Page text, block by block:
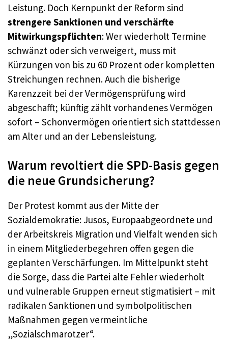
Leistung. Doch Kernpunkt der Reform sind
strengere Sanktionen und verschärfte
Mitwirkungspflichten: Wer wiederholt Termine
schwänzt oder sich verweigert, muss mit
Kürzungen von bis zu 60 Prozent oder kompletten
Streichungen rechnen. Auch die bisherige
Karenzzeit bei der Vermögensprüfung wird
abgeschafft; künftig zählt vorhandenes Vermögen
sofort – Schonvermögen orientiert sich stattdessen
am Alter und an der Lebensleistung.
Warum revoltiert die SPD-Basis gegen
die neue Grundsicherung?
Der Protest kommt aus der Mitte der
Sozialdemokratie: Jusos, Europaabgeordnete und
der Arbeitskreis Migration und Vielfalt wenden sich
in einem Mitgliederbegehren offen gegen die
geplanten Verschärfungen. Im Mittelpunkt steht
die Sorge, dass die Partei alte Fehler wiederholt
und vulnerable Gruppen erneut stigmatisiert – mit
radikalen Sanktionen und symbolpolitischen
Maßnahmen gegen vermeintliche
„Sozialschmarotzer“.